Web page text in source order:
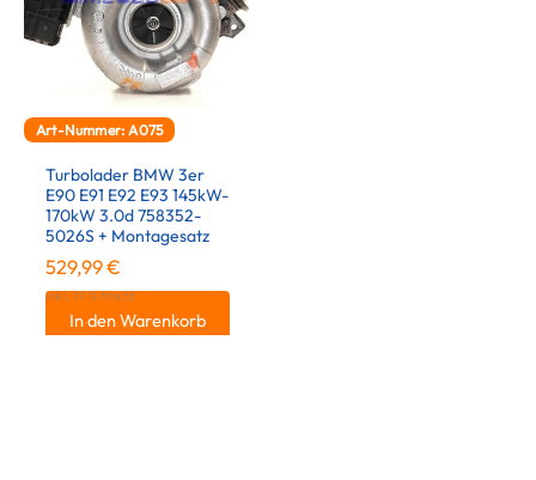
Art-Nummer: A075
Turbolader BMW 3er
E90 E91 E92 E93 145kW-
170kW 3.0d 758352-
5026S + Montagesatz
529,99€
inkl. 19 % MwSt.
In den Warenkorb